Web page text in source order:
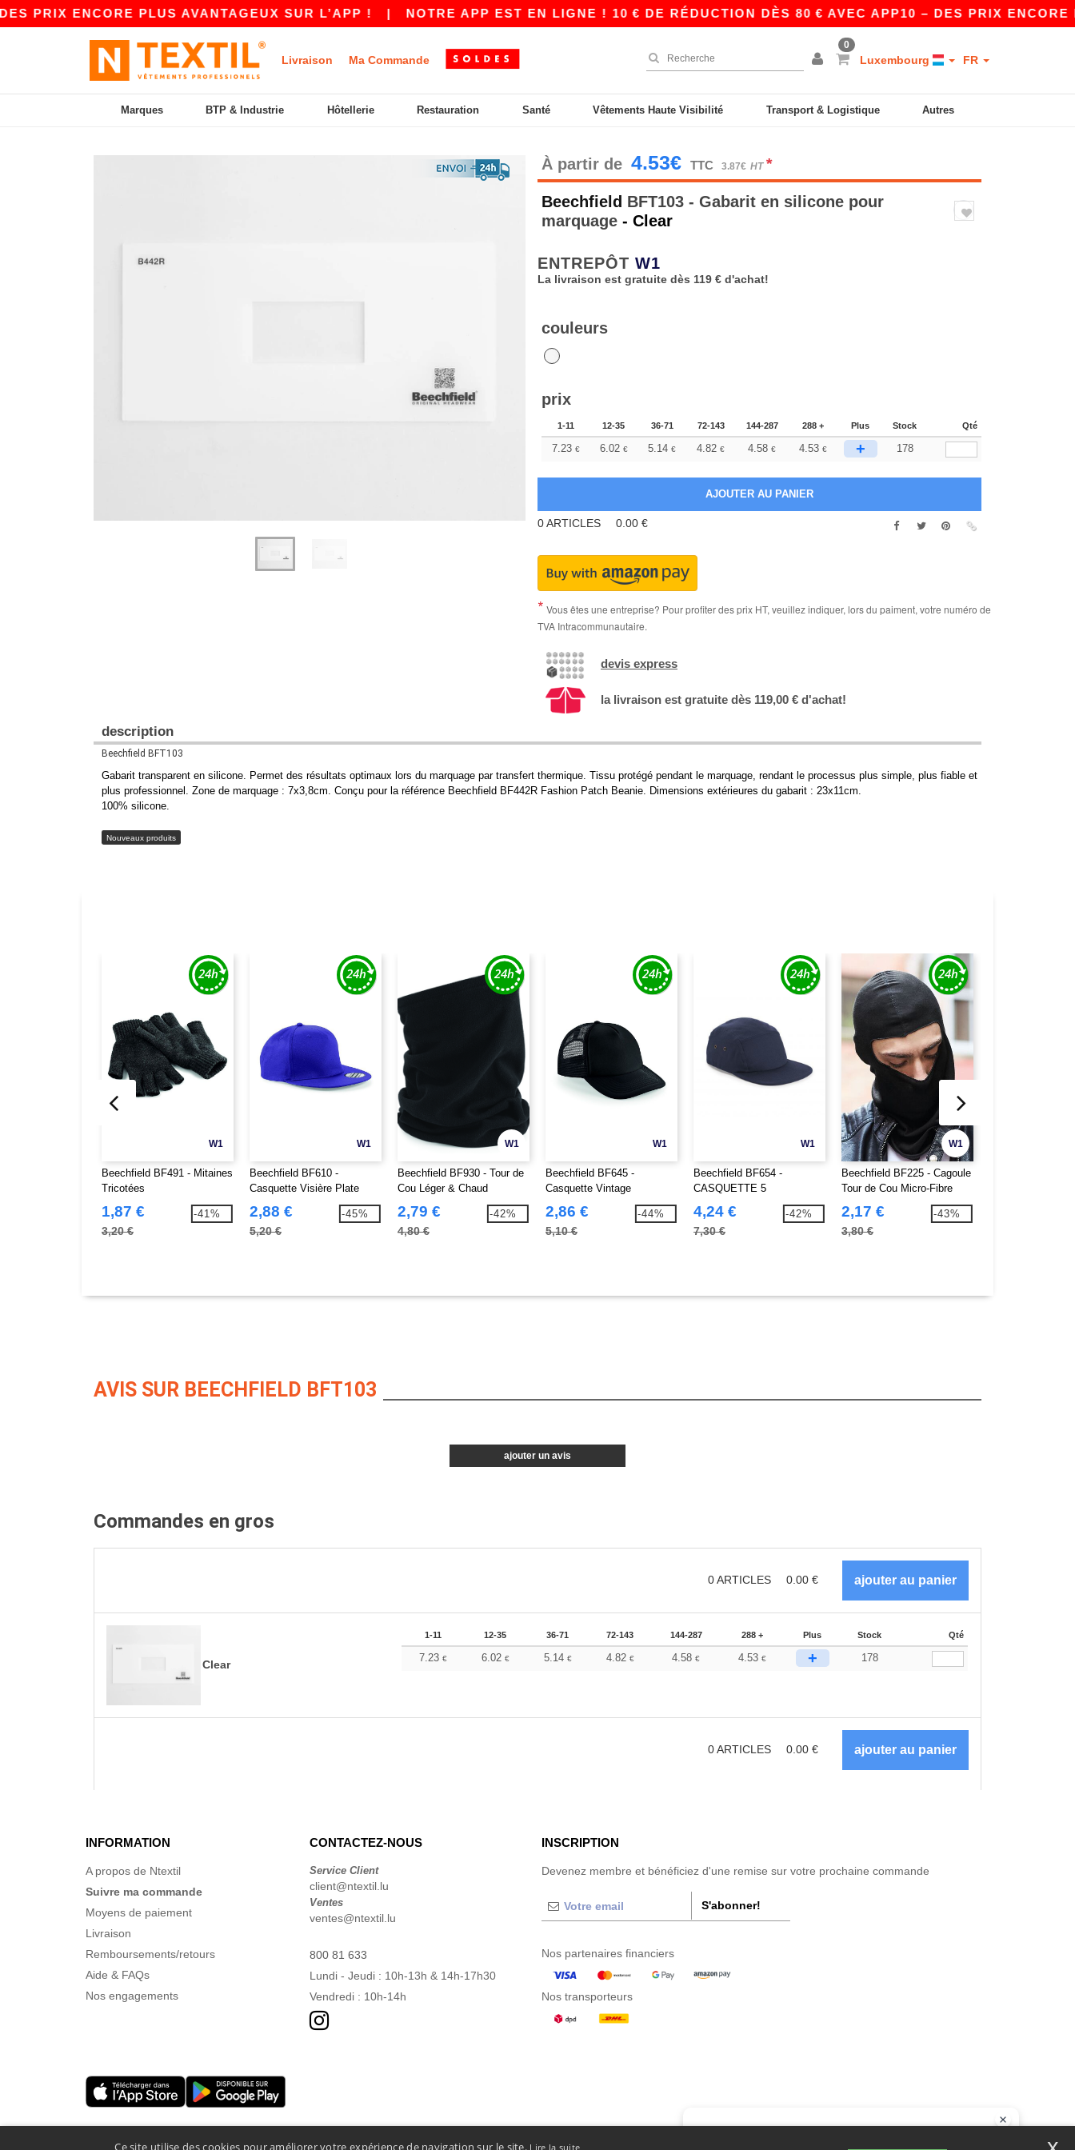
ENCORE PLUS AVANTAGEUX SUR L’APP !| NOTRE APP EST EN LIGNE ! 10 € DE RÉDUCTION DÈS 80 € AVEC APP10 – DES PRIX ENCORE
Livraison Ma Commande
0
Luxembourg FR
Marques BTP & Industrie Hôtellerie Restauration Santé Vêtements Haute Visibilité Transport & Logistique Autres
À partir de 4.53€ TTC 3.87€ HT *
Beechfield BFT103 - Gabarit en silicone pour
marquage - Clear
ENTREPÔT W1
La livraison est gratuite dès 119 € d'achat!
couleurs
prix
1-11 12-35 36-71 72-143 144-287 288 + Plus Stock Qté
7.23 € 6.02 € 5.14 € 4.82 € 4.58 € 4.53 € + 178
0ARTICLES 0.00 €
Vous êtes une entreprise? Pour profiter des prix HT, veuillez indiquer, lors du paiment, votre numéro de
TVA Intracommunautaire.
devis express
la livraison est gratuite dès 119,00 € d'achat!
description
Beechfield BFT103
Gabarit transparent en silicone. Permet des résultats optimaux lors du marquage par transfert thermique. Tissu protégé pendant le marquage, rendant le processus plus simple, plus fiable et
plus professionnel. Zone de marquage : 7x3,8cm. Conçu pour la référence Beechfield BF442R Fashion Patch Beanie. Dimensions extérieures du gabarit : 23x11cm.
100% silicone.
Nouveaux produits
W1
Beechfield BF491 - Mitaines
Tricotées
1,87 €
3,20 €
-41%
W1
Beechfield BF610 -
Casquette Visière Plate
2,88 €
5,20 €
-45%
W1
Beechfield BF930 - Tour de
Cou Léger & Chaud
2,79 €
4,80 €
-42%
W1
Beechfield BF645 -
Casquette Vintage
2,86 €
5,10 €
-44%
W1
Beechfield BF654 -
CASQUETTE 5
PANNEAUX EN TOILE
4,24 €
7,30 €
-42%
W1
Beechfield BF225 - Cagoule
Tour de Cou Micro-Fibre
2,17 €
3,80 €
-43%
AVIS SUR BEECHFIELD BFT103
ajouter un avis
Commandes en gros
0ARTICLES 0.00 €
Clear
1-11 12-35 36-71 72-143 144-287 288 + Plus Stock Qté
7.23 € 6.02 € 5.14 € 4.82 € 4.58€ 4.53 € + 178
0ARTICLES 0.00 €
INFORMATION
A propos de Ntextil
Suivre ma commande
Moyens de paiement
Livraison
Remboursements/retours
Aide & FAQs
Nos engagements
CONTACTEZ-NOUS
Service Client
client@ntextil.lu
Ventes
ventes@ntextil.lu
800 81 633
Lundi - Jeudi : 10h-13h & 14h-17h30
Vendredi : 10h-14h
INSCRIPTION
Devenez membre et bénéficiez d'une remise sur votre prochaine commande
S'abonner!
Nos partenaires financiers
Nos transporteurs
Ce site utilise des cookies pour améliorer votre expérience de navigation sur le site. Lire la suite